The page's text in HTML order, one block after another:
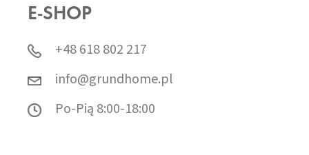
E-SHOP
+48 618 802 217
info@grundhome.pl
Po-Pią 8:00-18:00